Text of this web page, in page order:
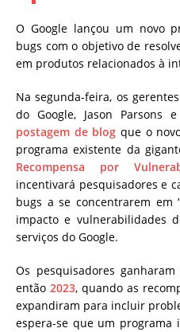
O Google lançou um novo
bugs com o objetivo de
em produtos relacionados à
Na segunda-feira, os
do Google, Jason Parsons
postagem de blog que o
programa existente da
Recompensa por
incentivará pesquisadores e
bugs a se concentrarem em
impacto e vulnerabilidades
serviços do Google.
Os pesquisadores
então 2023, quando as
expandiram para incluir
espera-se que um programa